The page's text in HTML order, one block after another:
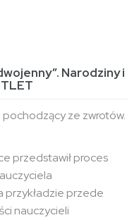
Narodziny i
ze zwrotów.
przedstawił proces
przede
nauczycieli